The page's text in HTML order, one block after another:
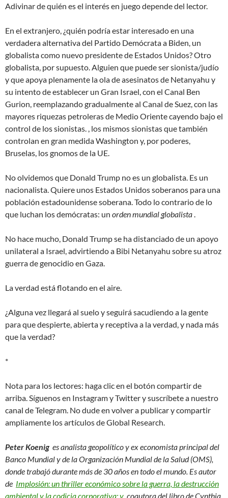
Adivinar de quién es el interés en juego depende del lector.
En el extranjero, ¿quién podría estar interesado en una
verdadera alternativa del Partido Demócrata a Biden, un
globalista como nuevo presidente de Estados Unidos? Otro
globalista, por supuesto. Alguien que puede ser sionista/judío
y que apoya plenamente la ola de asesinatos de Netanyahu y
su intento de establecer un Gran Israel, con el Canal Ben
Gurion, reemplazando gradualmente al Canal de Suez, con las
mayores riquezas petroleras de Medio Oriente cayendo bajo el
control de los sionistas. , los mismos sionistas que también
controlan en gran medida Washington y, por poderes,
Bruselas, los gnomos de la UE.
No olvidemos que Donald Trump no es un globalista. Es un
nacionalista. Quiere unos Estados Unidos soberanos para una
población estadounidense soberana. Todo lo contrario de lo
que luchan los demócratas: un orden mundial globalista.
No hace mucho, Donald Trump se ha distanciado de un apoyo
unilateral a Israel, advirtiendo a Bibi Netanyahu sobre su atroz
guerra de genocidio en Gaza.
La verdad está flotando en el aire.
¿Alguna vez llegará al suelo y seguirá sacudiendo a la gente
para que despierte, abierta y receptiva a la verdad, y nada más
que la verdad?
*
Nota para los lectores: haga clic en el botón compartir de
arriba. Síguenos en Instagram y Twitter y suscríbete a nuestro
canal de Telegram. No dude en volver a publicar y compartir
ampliamente los artículos de Global Research.
Peter Koenig es analista geopolítico y ex economista principal del
Banco Mundial y de la Organización Mundial de la Salud (OMS),
donde trabajó durante más de 30 años en todo el mundo. Es autor
de Implosión: un thriller económico sobre la guerra, la destrucción
ambiental y la codicia corporativa; y coautora del libro de Cynthia